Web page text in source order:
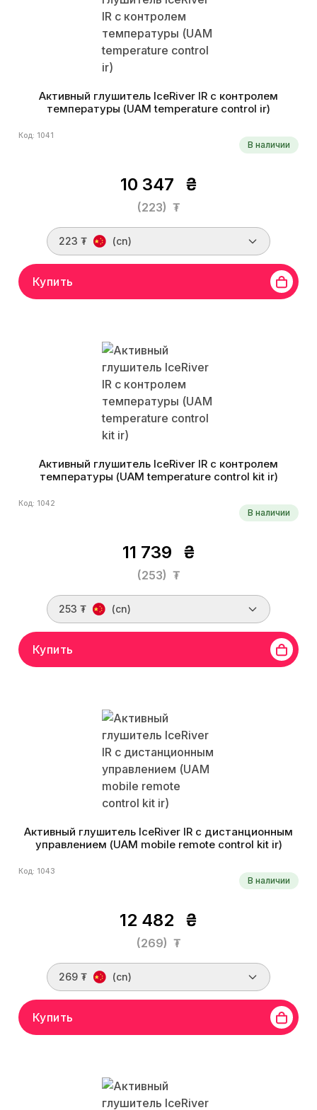
Активный глушитель IceRiver IR с контролем
температуры (UAM temperature control ir)
Код: 1041
В наличии
10 347 ₴
(223) ₮
223 ₮ (cn)
Купить
Активный глушитель IceRiver IR с контролем
температуры (UAM temperature control kit ir)
Код: 1042
В наличии
11 739 ₴
(253) ₮
253 ₮ (cn)
Купить
Активный глушитель IceRiver IR с дистанционным
управлением (UAM mobile remote control kit ir)
Код: 1043
В наличии
12 482 ₴
(269) ₮
269 ₮ (cn)
Купить